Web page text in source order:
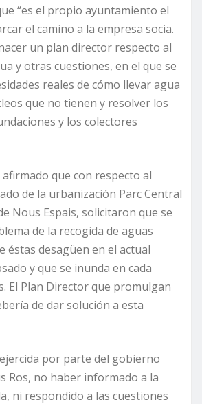
“es el propio ayuntamiento el
el camino a la empresa socia.
un plan director respecto al
y otras cuestiones, en el que se
reales de cómo llevar agua
que no tienen y resolver los
y los colectores
afirmado que con respecto al
de la urbanización Parc Central
Nous Espais, solicitaron que se
de la recogida de aguas
éstas desagüen en el actual
y que se inunda en cada
El Plan Director que promulgan
de dar solución a esta
por parte del gobierno
Ros, no haber informado a la
ni respondido a las cuestiones